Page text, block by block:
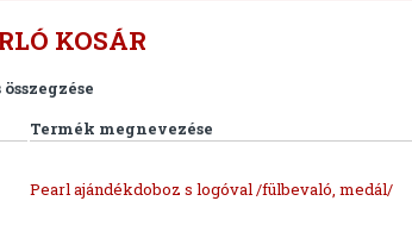
KOSÁR
Termék megnevezése
Pearl ajándékdoboz s logóval /fülbevaló, medál/